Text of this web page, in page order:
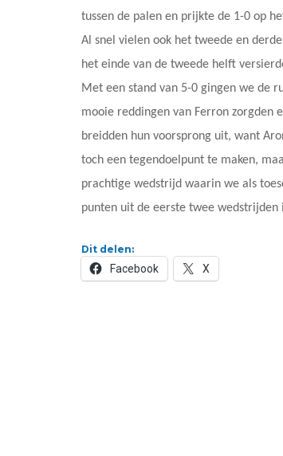
tussen de palen en prijkte de 1-0 op
Al snel vielen ook het tweede en
het einde van de tweede helft
Met een stand van 5-0 gingen we de
mooie reddingen van Ferron zorgden
breidden hun voorsprong uit, want
toch een tegendoelpunt te maken,
prachtige wedstrijd waarin we als
punten uit de eerste twee
Dit delen:
Facebook X